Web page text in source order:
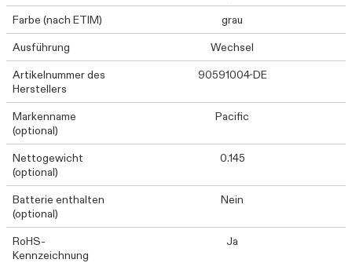
Farbe (nach ETIM)
grau
Ausführung
Wechsel
Artikelnummer des
Herstellers
90591004-DE
Markenname
(optional)
Pacific
Nettogewicht
(optional)
0.145
Batterie enthalten
(optional)
Nein
RoHS-
Kennzeichnung
Ja